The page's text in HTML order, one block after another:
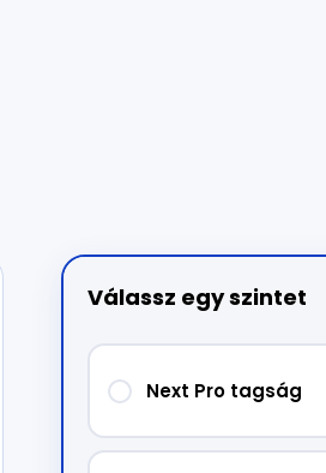
Válassz egy szintet
Next Pro tagság